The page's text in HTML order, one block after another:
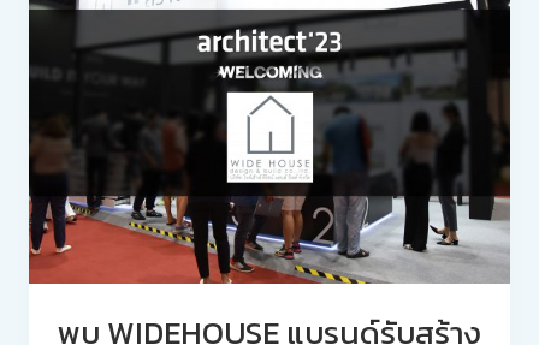
พบ WIDEHOUSE แบรนด์รับสร้าง